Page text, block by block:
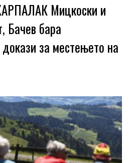
Мицкоски и
Бачев бара
за местењето на